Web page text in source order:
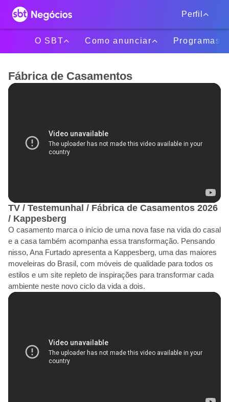
Perfil
O SBT Como anunciar Programas
Fábrica de Casamentos
TV / Testemunhal / Fábrica de Casamentos 2026
/ Kappesberg
O casamento marca o início de uma nova fase na vida do casal
e a casa também acompanha essa transformação. Pensando
nisso, Ana Furtado apresenta a Kappesberg, uma das maiores
moveleiras do Brasil, com móveis de qualidade para todos os
estilos e um site repleto de inspirações para transformar cada
ambiente neste novo ciclo da vida a dois.